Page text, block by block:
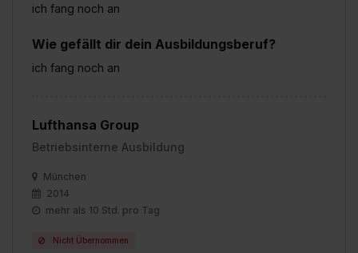
ich fang noch an
Wie gefällt dir dein Ausbildungsberuf?
ich fang noch an
Lufthansa Group
Betriebsinterne Ausbildung
München
2014
mehr als 10 Std. pro Tag
Nicht Übernommen